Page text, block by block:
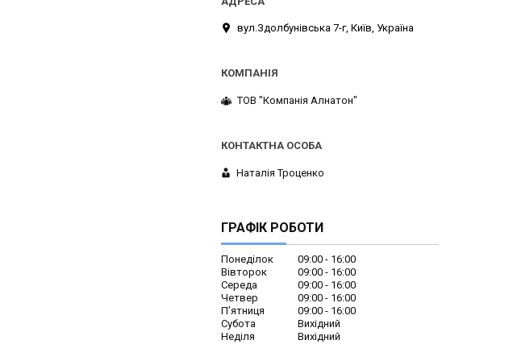
вул.Здолбунівська 7-г, Київ, Україна
ТОВ "Компанія Алнатон"
Наталія Троценко
ГРАФІК РОБОТИ
Понеділок 09:00
16:00
Вівторок
09:00
16:00
Середа
09:00
16:00
Четвер
09:00
16:00
Пʼятниця
09:00
16:00
Субота
Вихідний
Неділя
Вихідний